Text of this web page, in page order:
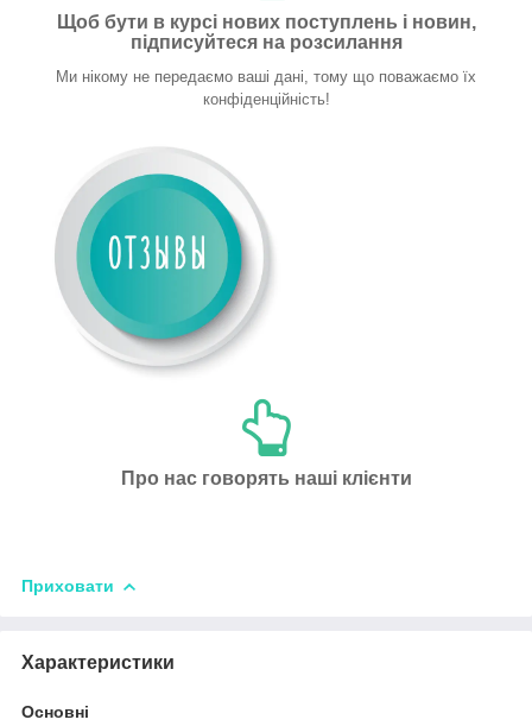
Щоб бути в курсі нових поступлень і новин,
підписуйтеся на розсилання
Ми нікому не передаємо ваші дані, тому що поважаємо їх
конфіденційність!
Про нас говорять наші клієнти
Приховати
Характеристики
Основні